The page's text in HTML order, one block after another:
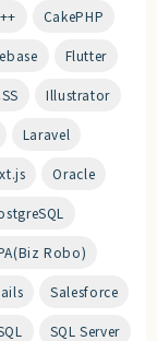
CakePHP
Flutter
Illustrator
Laravel
Oracle
Robo)
Salesforce
SQL Server